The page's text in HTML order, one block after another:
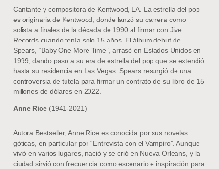
Cantante y compositora de Kentwood, LA. La estrella del pop
es originaria de Kentwood, donde lanzó su carrera como
solista a finales de la década de 1990 al firmar con Jive
Records cuando tenía solo 15 años. El álbum debut de
Spears, “Baby One More Time”, arrasó en Estados Unidos en
1999, dando paso a su era de estrella del pop que se extendió
hasta su residencia en Las Vegas. Spears resurgió de una
controversia de tutela para firmar un contrato de su libro de 15
millones de dólares en 2022.
Anne Rice (1941-2021)
Autora Bestseller, Anne Rice es conocida por sus novelas
góticas, en particular por “Entrevista con el Vampiro”. Aunque
vivió en varios lugares, nació y se crió en Nueva Orleans, y la
ciudad sirvió con frecuencia como escenario e inspiración para